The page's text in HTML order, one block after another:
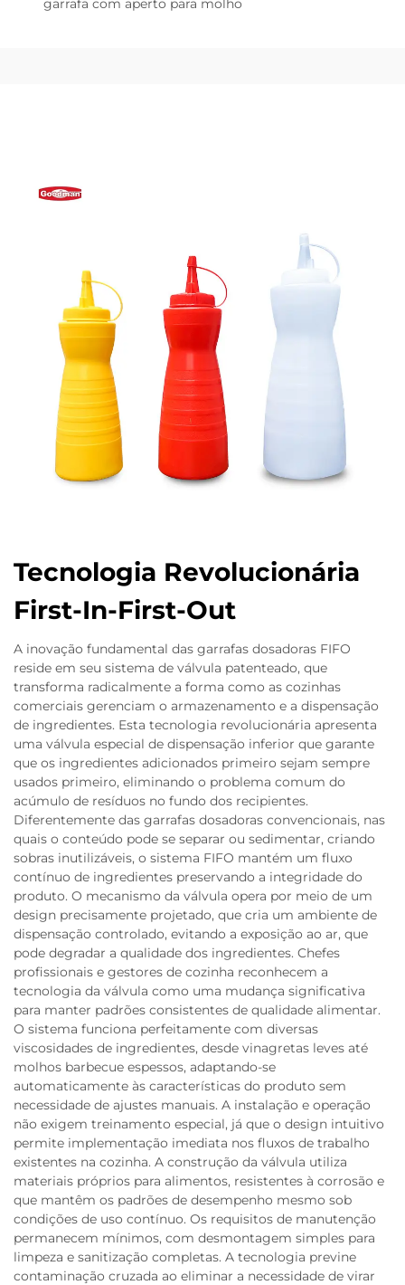
garrafa com aperto para molho
Tecnologia Revolucionária
First-In-First-Out
A inovação fundamental das garrafas dosadoras FIFO
reside em seu sistema de válvula patenteado, que
transforma radicalmente a forma como as cozinhas
comerciais gerenciam o armazenamento e a dispensação
de ingredientes. Esta tecnologia revolucionária apresenta
uma válvula especial de dispensação inferior que garante
que os ingredientes adicionados primeiro sejam sempre
usados primeiro, eliminando o problema comum do
acúmulo de resíduos no fundo dos recipientes.
Diferentemente das garrafas dosadoras convencionais, nas
quais o conteúdo pode se separar ou sedimentar, criando
sobras inutilizáveis, o sistema FIFO mantém um fluxo
contínuo de ingredientes preservando a integridade do
produto. O mecanismo da válvula opera por meio de um
design precisamente projetado, que cria um ambiente de
dispensação controlado, evitando a exposição ao ar, que
pode degradar a qualidade dos ingredientes. Chefes
profissionais e gestores de cozinha reconhecem a
tecnologia da válvula como uma mudança significativa
para manter padrões consistentes de qualidade alimentar.
O sistema funciona perfeitamente com diversas
viscosidades de ingredientes, desde vinagretas leves até
molhos barbecue espessos, adaptando-se
automaticamente às características do produto sem
necessidade de ajustes manuais. A instalação e operação
não exigem treinamento especial, já que o design intuitivo
permite implementação imediata nos fluxos de trabalho
existentes na cozinha. A construção da válvula utiliza
materiais próprios para alimentos, resistentes à corrosão e
que mantêm os padrões de desempenho mesmo sob
condições de uso contínuo. Os requisitos de manutenção
permanecem mínimos, com desmontagem simples para
limpeza e sanitização completas. A tecnologia previne
contaminação cruzada ao eliminar a necessidade de virar